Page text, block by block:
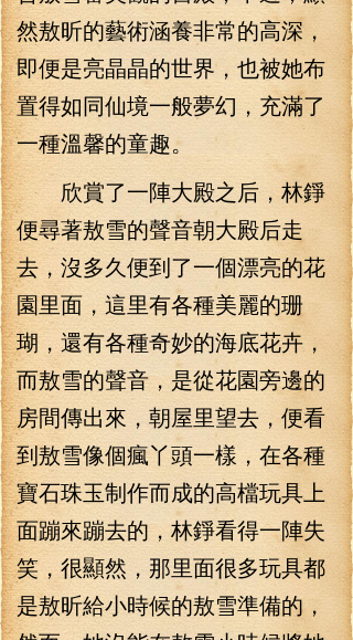
然敖昕的藝術涵養非常的高深，
即便是亮晶晶的世界，也被她布
置得如同仙境一般夢幻，充滿了
一種溫馨的童趣。
欣賞了一陣大殿之后，林錚
便尋著敖雪的聲音朝大殿后走
去，沒多久便到了一個漂亮的花
園里面，這里有各種美麗的珊
瑚，還有各種奇妙的海底花卉，
而敖雪的聲音，是從花園旁邊的
房間傳出來，朝屋里望去，便看
到敖雪像個瘋丫頭一樣，在各種
寶石珠玉制作而成的高檔玩具上
面蹦來蹦去的，林錚看得一陣失
笑，很顯然，那里面很多玩具都
是敖昕給小時候的敖雪準備的，